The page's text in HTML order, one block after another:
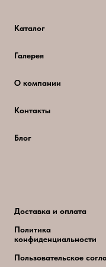
Каталог
Галерея
О компании
Контакты
Блог
Доставка и оплата
Политика
конфиденциальности
Пользовательское